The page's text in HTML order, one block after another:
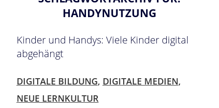
HANDYNUTZUNG
Kinder und Handys: Viele Kinder digital
abgehängt
DIGITALE BILDUNG, DIGITALE MEDIEN,
NEUE LERNKULTUR